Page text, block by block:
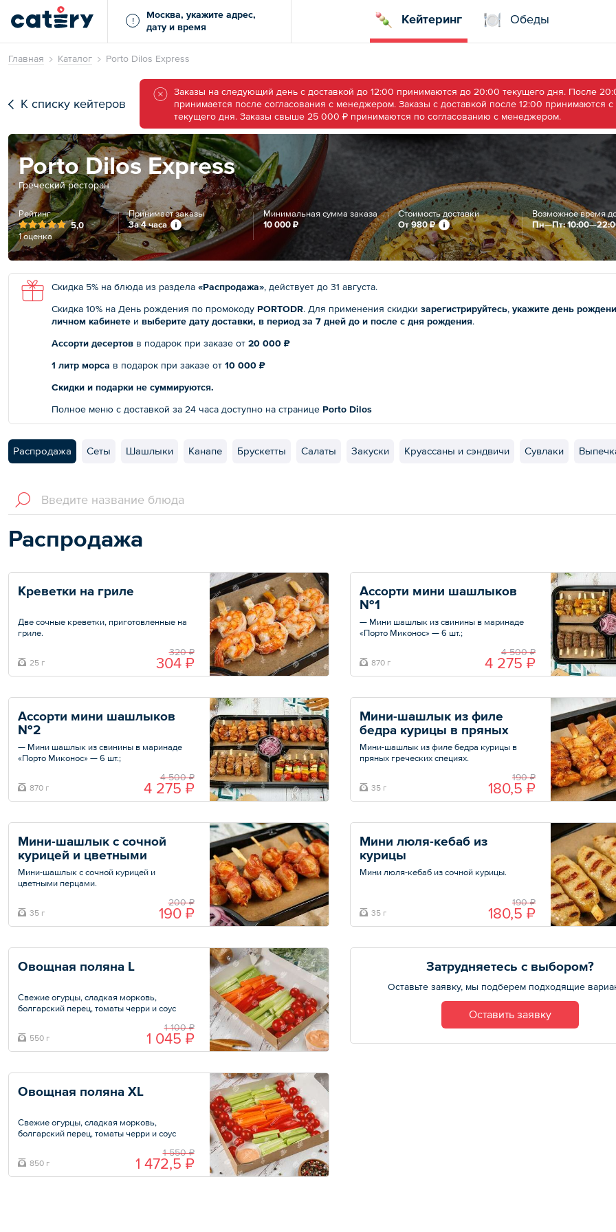
!
Москва, укажите адрес,
дату и время
Кейтеринг Обеды
Главная Каталог Porto Dilos Express
К списку кейтеров
Заказы на следующий день с доставкой до 12:00 принимаются до 20:00 текущего дня. После
принимается после согласования с менеджером. Заказы с доставкой после 12:00 принимаются
текущего дня. Заказы свыше 25 000 ₽ принимаются по согласованию с менеджером.
Porto Dilos Express
Греческий ресторан
Рейтинг
5,0
1 оценка
Принимает заказы
За 4 часа
Минимальная сумма заказа
10 000 ₽
Стоимость доставки
От980 ₽
Возможное время
Пн—Пт:
Скидка 5% на блюда из раздела «Распродажа», действует до 31 августа.
Скидка 10% на День рождения по промокоду PORTODR. Для применения скидки зарегистрируйтесь, укажите день
личном кабинете и выберите дату доставки, в период за 7 дней до и после с дня рождения.
Ассорти десертов в подарок при заказе от 20 000 ₽
1 литр морса в подарок при заказе от 10 000 ₽
Скидки и подарки не суммируются.
Полное меню с доставкой за 24 часа доступно на странице Porto Dilos
Распродажа Сеты Шашлыки Канапе Брускетты Салаты Закуски Круассаны и сэндвичи Сувлаки
Распродажа
Креветки на гриле
Две сочные креветки, приготовленные на
гриле.
Общий вес – 25 г
25 г
320 ₽
304 ₽
Ассорти мини шашлыков
№1
— Мини шашлык из свинины в маринаде
«Порто Миконос» — 6 шт.;
— Мини кебаб из говяжьего фарша Angus
— 6 шт.;
орегано, на шпажке — 6 шт.;
— Лук маринованный.
Общий вес – 870 г
870 г
4 500 ₽
4 275 ₽
Ассорти мини шашлыков
№2
— Мини шашлык из свинины в маринаде
«Порто Миконос» — 6 шт.;
пряных греческих специях — 6 шт.;
— Мини шашлык куриный, обернутый
тонким ломтиком бекона — 6 шт.;
— Лук маринованный.
Общий вес – 870 г
870 г
4 500 ₽
4 275 ₽
Мини-шашлык из филе
бедра курицы в пряных
греческих специях
Мини-шашлык из филе бедра курицы в
пряных греческих специях.
Общий вес – 35 г
35 г
190 ₽
180,5 ₽
Мини-шашлык с сочной
курицей и цветными
перцами
Мини-шашлык с сочной курицей и
цветными перцами.
Общий вес – 35 г
35 г
200 ₽
190 ₽
Мини люля-кебаб из
курицы
Мини люля-кебаб из сочной курицы.
Общий вес – 35 г
35 г
190 ₽
180,5 ₽
Овощная поляна L
Свежие огурцы, сладкая морковь,
болгарский перец, томаты черри и соус
Общий вес – 550 г
550 г
1 100 ₽
1 045 ₽
Затрудняетесь с выбором?
Оставьте заявку, мы подберем подходящие
Оставить заявку
Овощная поляна XL
Свежие огурцы, сладкая морковь,
болгарский перец, томаты черри и соус
Общий вес – 850 г
850 г
1 550 ₽
1 472,5 ₽